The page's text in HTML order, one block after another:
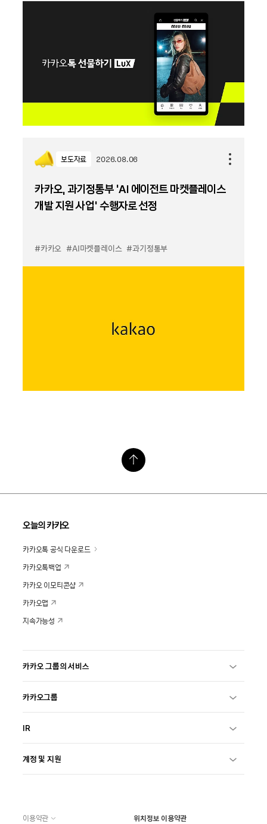
보도자료 2026.08.06
카카오, 과기정통부 ‘AI 에이전트 마켓플레이스
개발 지원 사업’ 수행자로 선정
#카카오 #AI마켓플레이스 #과기정통부
오늘의 카카오
카카오톡 공식 다운로드
카카오톡백업
카카오 이모티콘샵
카카오맵
지속가능성
카카오 그룹의 서비스
카카오그룹
IR
계정 및 지원
이용약관 위치정보 이용약관